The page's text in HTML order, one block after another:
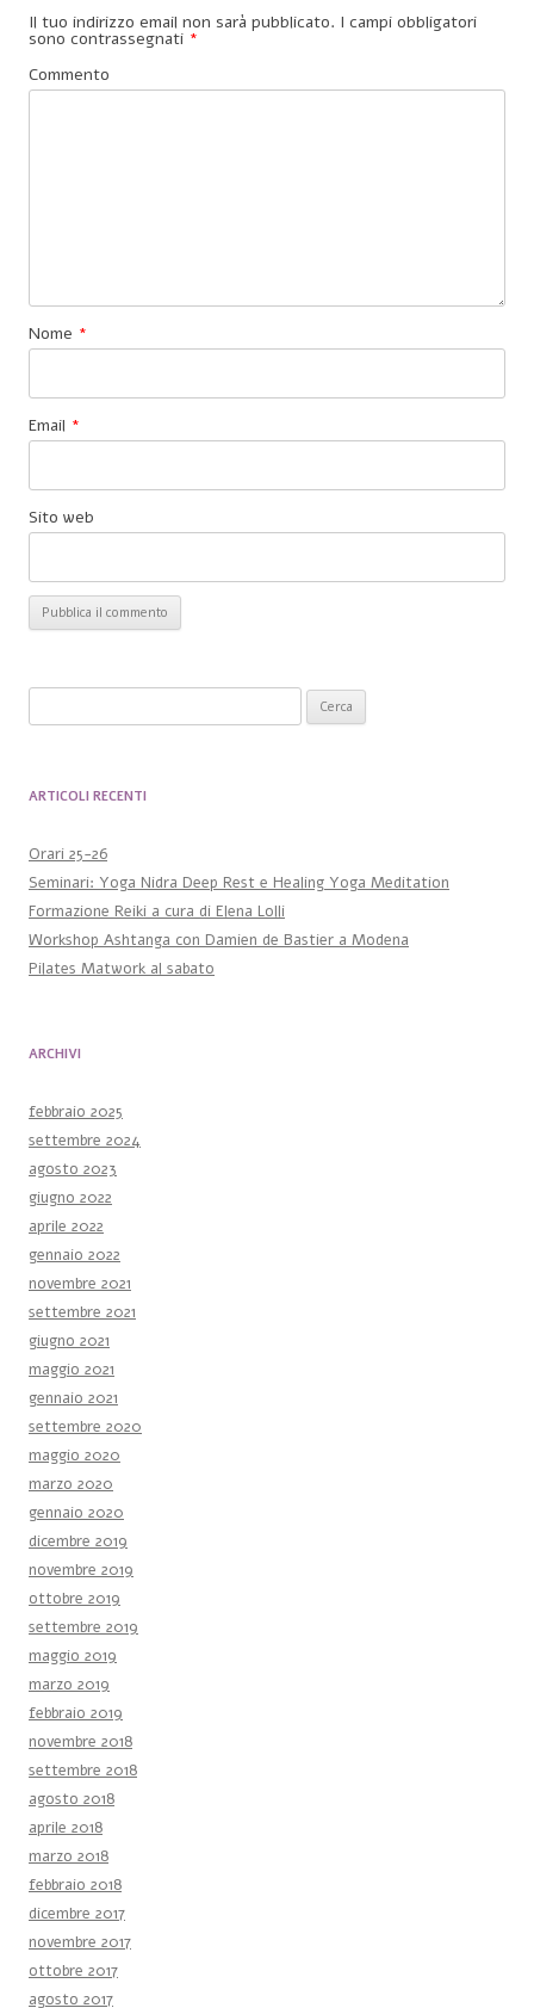
Il tuo indirizzo email non sarà pubblicato. I campi obbligatori
sono contrassegnati *
Commento
Nome *
Email *
Sito web
ARTICOLI RECENTI
Orari 25-26
Seminari: Yoga Nidra Deep Rest e Healing Yoga Meditation
Formazione Reiki a cura di Elena Lolli
Workshop Ashtanga con Damien de Bastier a Modena
Pilates Matwork al sabato
ARCHIVI
febbraio 2025
settembre 2024
agosto 2023
giugno 2022
aprile 2022
gennaio 2022
novembre 2021
settembre 2021
giugno 2021
maggio 2021
gennaio 2021
settembre 2020
maggio 2020
marzo 2020
gennaio 2020
dicembre 2019
novembre 2019
ottobre 2019
settembre 2019
maggio 2019
marzo 2019
febbraio 2019
novembre 2018
settembre 2018
agosto 2018
aprile 2018
marzo 2018
febbraio 2018
dicembre 2017
novembre 2017
ottobre 2017
agosto 2017